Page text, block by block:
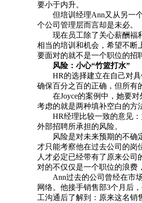
要小于内升。
但培训经理Ann又从另一个
个公司管理层而言却是未必。
现在员工除了关心薪酬福利
相当的培训和机会，希望不断
要面对的就不是一个职位的招
风险：小心“竹篮打水”
HR的选择建立在自己对具
确保百分之百的正确，但所有
在Joyce的案例中，她要对
考虑的就是两种填补空白的方
HR经理比较一致的意见：
外部招聘所承担的风险。
风险是对未来预期的不确定
才只能考察他在过去公司的岗
人才必定已经带有了原来公
对的不仅仅是一个职位的浪费
Ann过去的公司曾经在市场
网络。他接手销售部3个月后
工沟通后了解到：原来这名销